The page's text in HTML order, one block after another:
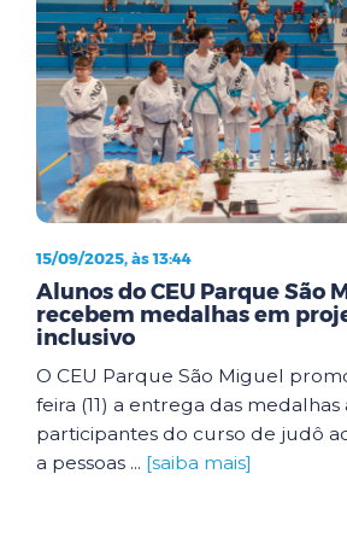
15/09/2025, às 13:44
Alunos do CEU Parque São
recebem medalhas em
inclusivo
O CEU Parque São Miguel
feira (11) a entrega das medalhas
participantes do curso de judô
a pessoas ... [saiba mais]